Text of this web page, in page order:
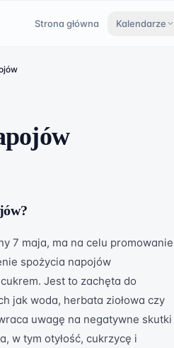
Strona główna Kalendarze
?
7 maja, ma na celu promowanie
spożycia napojów
Jest to zachęta do
jak woda, herbata ziołowa czy
uwagę na negatywne skutki
w tym otyłość, cukrzycę i